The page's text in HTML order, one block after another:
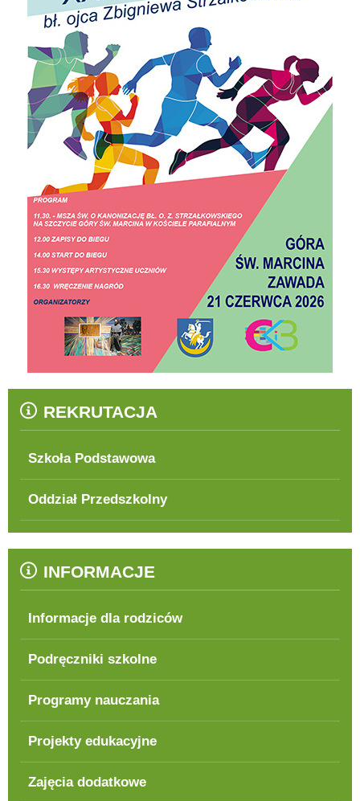
REKRUTACJA
Szkoła Podstawowa
Oddział Przedszkolny
INFORMACJE
Informacje dla rodziców
Podręczniki szkolne
Programy nauczania
Projekty edukacyjne
Zajęcia dodatkowe